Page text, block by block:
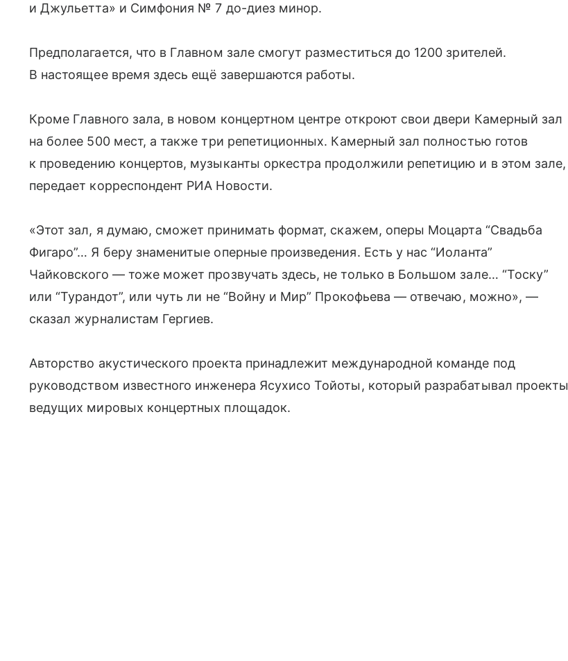
и Джульетта» и Симфония № 7 до-диез минор.
Предполагается, что в Главном зале смогут разместиться до 1200 зрителей.
В настоящее время здесь ещё завершаются работы.
Кроме Главного зала, в новом концертном центре откроют свои двери Камерный зал
на более 500 мест, а также три репетиционных. Камерный зал полностью готов
к проведению концертов, музыканты оркестра продолжили репетицию и в этом зале,
передает корреспондент РИА Новости.
«Этот зал, я думаю, сможет принимать формат, скажем, оперы Моцарта “Свадьба
Фигаро”… Я беру знаменитые оперные произведения. Есть у нас “Иоланта”
Чайковского — тоже может прозвучать здесь, не только в Большом зале… “Тоску”
или “Турандот”, или чуть ли не “Войну и Мир” Прокофьева — отвечаю, можно», —
сказал журналистам Гергиев.
Авторство акустического проекта принадлежит международной команде под
руководством известного инженера Ясухисо Тойоты, который разрабатывал проекты
ведущих мировых концертных площадок.